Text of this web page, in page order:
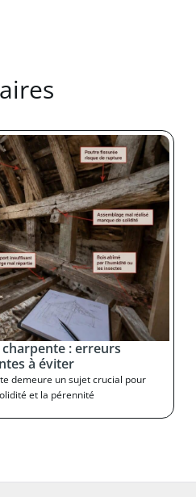
: erreurs
à éviter
demeure un sujet crucial pour
et la pérennité